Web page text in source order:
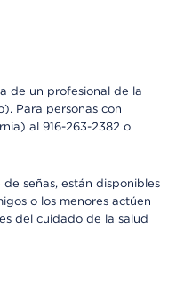
de un profesional de la
Para personas con
al 916-263-2382 o
señas, están disponibles
o los menores actúen
del cuidado de la salud